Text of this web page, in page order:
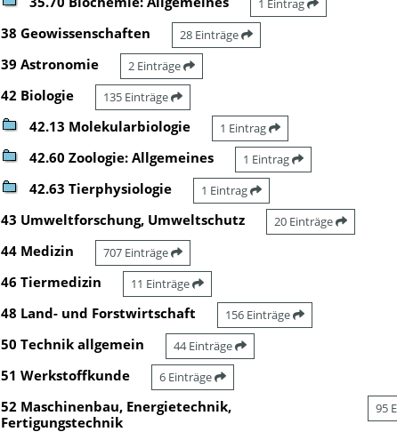
1 Eintrag
38 Geowissenschaften 28 Einträge
39 Astronomie 2 Einträge
42 Biologie 135 Einträge
42.13 Molekularbiologie 1 Eintrag
42.60 Zoologie: Allgemeines 1 Eintrag
42.63 Tierphysiologie 1 Eintrag
43 Umweltforschung, Umweltschutz 20 Einträge
44 Medizin 707 Einträge
46 Tiermedizin 11 Einträge
48 Land- und Forstwirtschaft 156 Einträge
50 Technik allgemein 44 Einträge
51 Werkstoffkunde 6 Einträge
52 Maschinenbau, Energietechnik,
Fertigungstechnik
95